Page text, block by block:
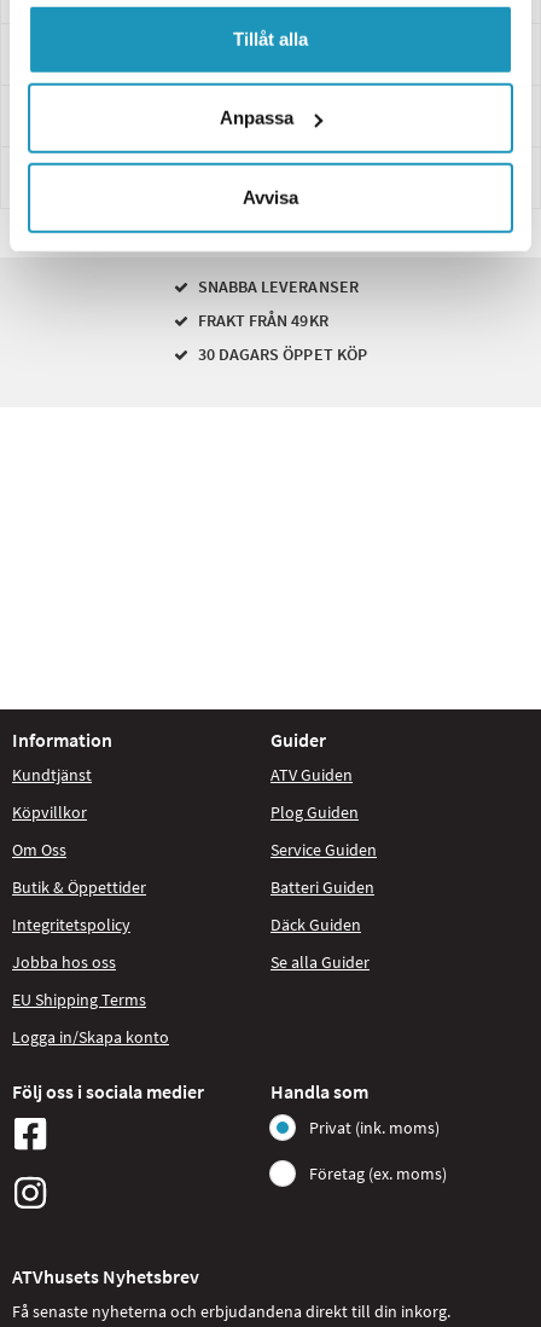
Tillåt alla
Anpassa
Avvisa
Leverans- & Returinformation
SNABBA LEVERANSER
FRAKT FRÅN 49KR
30 DAGARS ÖPPET KÖP
Information
Kundtjänst
Köpvillkor
Om Oss
Butik & Öppettider
Integritetspolicy
Jobba hos oss
EU Shipping Terms
Logga in/Skapa konto
Guider
ATV Guiden
Plog Guiden
Service Guiden
Batteri Guiden
Däck Guiden
Se alla Guider
Följ oss i sociala medier Handla som
Privat (ink. moms)
Företag (ex. moms)
ATVhusets Nyhetsbrev
Få senaste nyheterna och erbjudandena direkt till din inkorg.